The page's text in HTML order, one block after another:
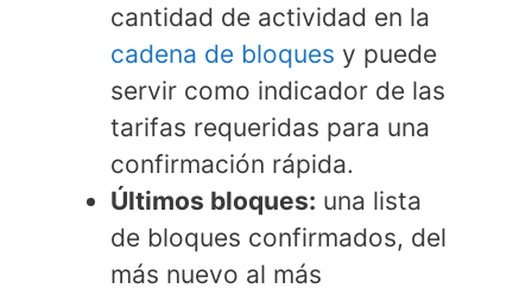
cantidad de actividad en la
cadena de bloques y puede
servir como indicador de las
tarifas requeridas para una
confirmación rápida.
Últimos bloques: una lista
de bloques confirmados, del
más nuevo al más